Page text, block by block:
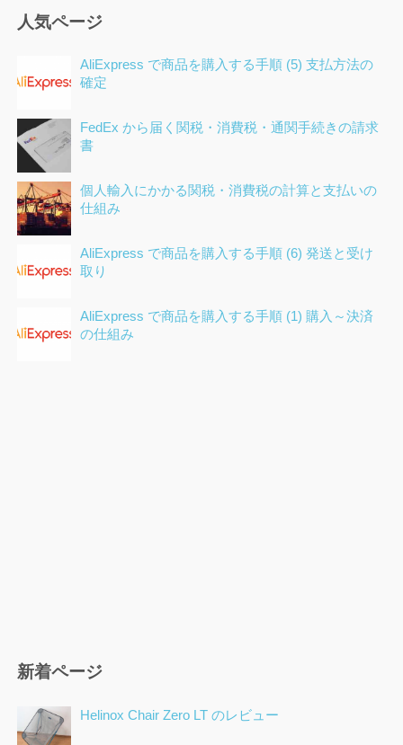
人気ページ
AliExpress で商品を購入する手順 (5) 支払方法の
確定
FedEx から届く関税・消費税・通関手続きの請求
書
個人輸入にかかる関税・消費税の計算と支払いの
仕組み
AliExpress で商品を購入する手順 (6) 発送と受け
取り
AliExpress で商品を購入する手順 (1) 購入～決済
の仕組み
新着ページ
Helinox Chair Zero LT のレビュー